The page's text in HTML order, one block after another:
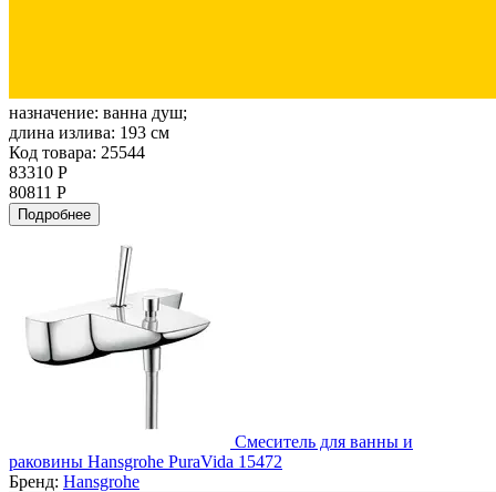
назначение: ванна душ;
длина излива: 193 см
Код товара: 25544
83310 Р
80811 Р
Подробнее
Смеситель для ванны и
раковины Hansgrohe PuraVida 15472
Бренд: Hansgrohe